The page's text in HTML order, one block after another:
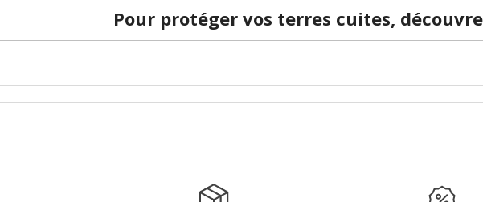
Pour protéger vos terres cuites,